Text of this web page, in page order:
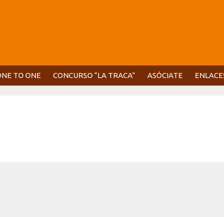
TO ONE CONCURSO “LA TRACA” ASÓCIATE